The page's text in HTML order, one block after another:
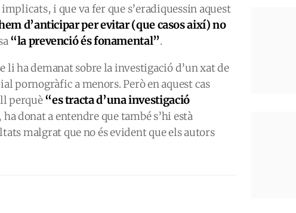
i que va fer que s’eradiquessin aquest
d’anticipar per evitar (que casos així) no
“la prevenció és fonamental”.
li ha demanat sobre la investigació d’un xat de
pornogràfic a menors. Però en aquest cas
perquè“es tracta d’una investigació
donat a entendre que també s’hi està
malgrat que no és evident que els autors